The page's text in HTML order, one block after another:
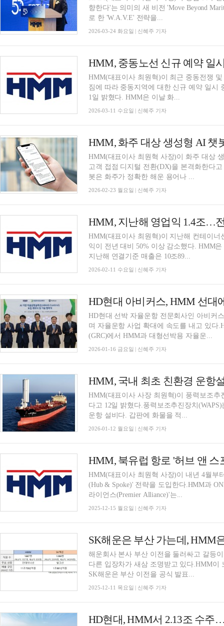
향한다'는 의미의 새 비전 'Move Beyond
로 한 'W.A.V.E' 전략을...
2026-03-24 화요일 | 신혜주 기자
HMM, 중동노선 신규 예약 일
HMM(대표이사 최원혁)이 최근 중동전쟁
짐에 따라 중동지역에 대한 신규 예약 일시
1일 밝혔다. HMM은 이날 화...
2026-03-11 수요일 | 신혜주 기자
HMM, 화주 대상 생성형 AI 챗
HMM(대표이사 최원혁 사장)이 화주 대상
고객 접점 디지털 전환(DX)을 본격화한다
봇은 화주가 정확한 해운 용어나 ...
2026-02-23 월요일 | 신혜주 기자
HMM, 지난해 영업익 1.4조…
HMM(대표이사 최원혁)이 지난해 컨테이
익이 전년 대비 50% 이상 감소했다. HMM
지난해 연결기준 매출은 10조89...
2026-02-11 수요일 | 신혜주 기자
HD현대 선박 자율운항 전문회사인 아비커
며 자율운항 사업 확대에 속도를 내고 있다
(GRC)에서 HMM과 대형선박용 자율운...
2026-01-16 금요일 | 신혜주 기자
HMM, 국내 최초 친환경 운항
HMM(대표이사 사장 최원혁)이 풍력보조추
다고 12일 밝혔다.풍력보조추진장치
운항 설비다. 갑판에 화물을 적...
2026-01-12 월요일 | 신혜주 기자
HMM, 북유럽 항로 '허브 앤 스
HMM(대표이사 최원혁 사장)이 내년 4월부
(Hub & Spoke)' 전략을 도입한다.HMM과
라이언스(Premier Alliance)'는...
2025-12-15 월요일 | 신혜주 기자
SK해운은 부산 가는데, HMM
해운회사 본사 부산 이전을 둘러싸고 갈등
다른 입장차가 새삼 조명받고 있다.HMM이
SK해운은 부산 이전을 공식 발표...
2025-12-11 목요일 | 신혜주 기자
HD현대, HMM서 2.13조 수주